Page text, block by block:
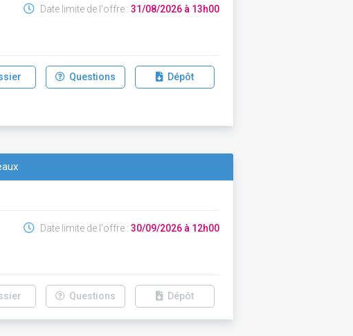
Date limite de l'offre : 31/08/2026 à 13h00
Questions Dépôt
Date limite de l'offre : 30/09/2026 à 12h00
Questions Dépôt